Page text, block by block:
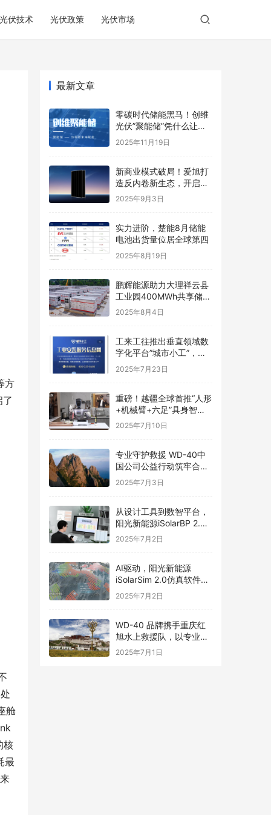
伏技术 光伏政策 光伏市场
方
舱
核
最
最新文章
零碳时代储能黑马！创维
光伏”聚能储”凭什么让业
主躺着收钱？
2025年11月19日
新商业模式破局！爱旭打
造反内卷新生态，开启光
伏价值新周期
2025年9月3日
实力进阶，楚能8月储能
电池出货量位居全球第四
2025年8月19日
鹏辉能源助力大理祥云县
工业园400MWh共享储能
电站并网，加速新型电力
系统构建
2025年8月4日
工来工往推出垂直领域数
字化平台”城市小工”，破
解工业安装行业资源匹配
2025年7月23日
重磅！越疆全球首推“人形
+机械臂+六足”具身智能
平台，场景落地最优解
2025年7月10日
专业守护救援 WD-40中
国公司公益行动筑牢合肥
防汛安全线
2025年7月3日
从设计工具到数智平台，
阳光新能源iSolarBP 2.0
重塑分布式电站设计范
2025年7月2日
AI驱动，阳光新能源
iSolarSim 2.0仿真软件引
领光伏智能评估新时代！
2025年7月2日
WD-40 品牌携手重庆红
旭水上救援队，以专业守
护长江生命线
2025年7月1日